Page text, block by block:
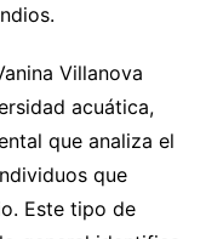
Villanova
acuática,
que analiza el
que
Este tipo de